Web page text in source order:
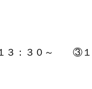
３：３０～ ③１